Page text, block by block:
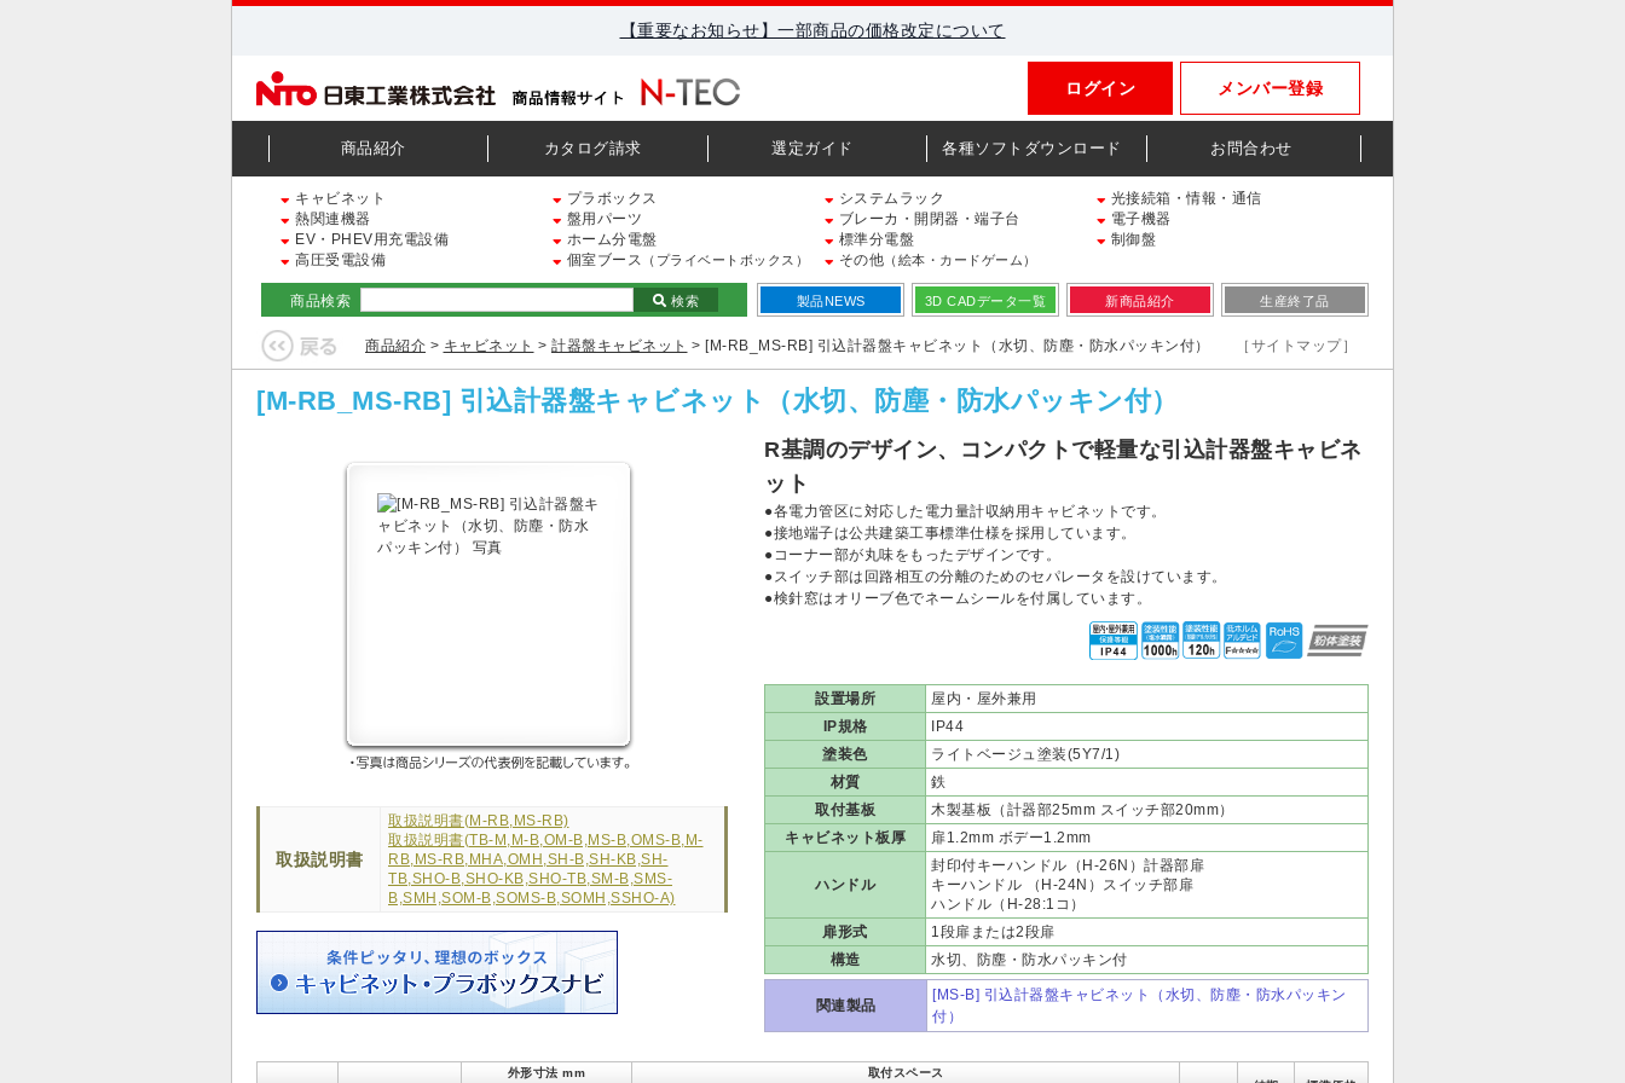
【重要なお知らせ】一部商品の価格改定について
メンバー登録
ログイン
商品紹介 カタログ請求 選定ガイド 各種ソフトダウンロード お問合わせ
キャビネット プラボックス システムラック
光接続箱・情報・通信
熱関連機器
盤用パーツ ブレーカ・開閉器・端子台
電子機器
EV・PHEV用充電設備
ホーム分電盤 標準分電盤
制御盤
高圧受電設備
個室ブース （プライベートボックス） その他 （絵本・カードゲーム）
商品検索 検索 製品NEWS 3D CADデータ一覧 新商品紹介 生産終了品
商品紹介 > キャビネット > 計器盤キャビネット > [M-RB_MS-RB] 引込計器盤キャビネット（水切、防塵・防水パッキン付） ［サイトマップ］
[M-RB_MS-RB] 引込計器盤キャビネット（水切、防塵・防水パッキン付）
取扱説明書
取扱説明書(M-RB,MS-RB)
取扱説明書(TB-M,M-B,OM-B,MS-B,OMS-B,M-
RB,MS-RB,MHA,OMH,SH-B,SH-KB,SH-
TB,SHO-B,SHO-KB,SHO-TB,SM-B,SMS-
B,SMH,SOM-B,SOMS-B,SOMH,SSHO-A)
R基調のデザイン、コンパクトで軽量な引込計器盤キャビネ
ット
●各電力管区に対応した電力量計収納用キャビネットです。
●接地端子は公共建築工事標準仕様を採用しています。
●コーナー部が丸味をもったデザインです。
●スイッチ部は回路相互の分離のためのセパレータを設けています。
●検針窓はオリーブ色でネームシールを付属しています。
設置場所
屋内・屋外兼用
IP規格
IP44
塗装色
ライトベージュ塗装(5Y7/1)
材質
鉄
取付基板
木製基板（計器部25mm スイッチ部20mm）
キャビネット板厚
扉1.2mm ボデー1.2mm
ハンドル
封印付キーハンドル（H-26N）計器部扉
キーハンドル （H-24N）スイッチ部扉
ハンドル（H-28:1コ）
扉形式
1段扉または2段扉
構造
水切、防塵・防水パッキン付
関連製品
[MS-B] 引込計器盤キャビネット（水切、防塵・防水パッキン
付）
外形寸法 mm
取付スペース